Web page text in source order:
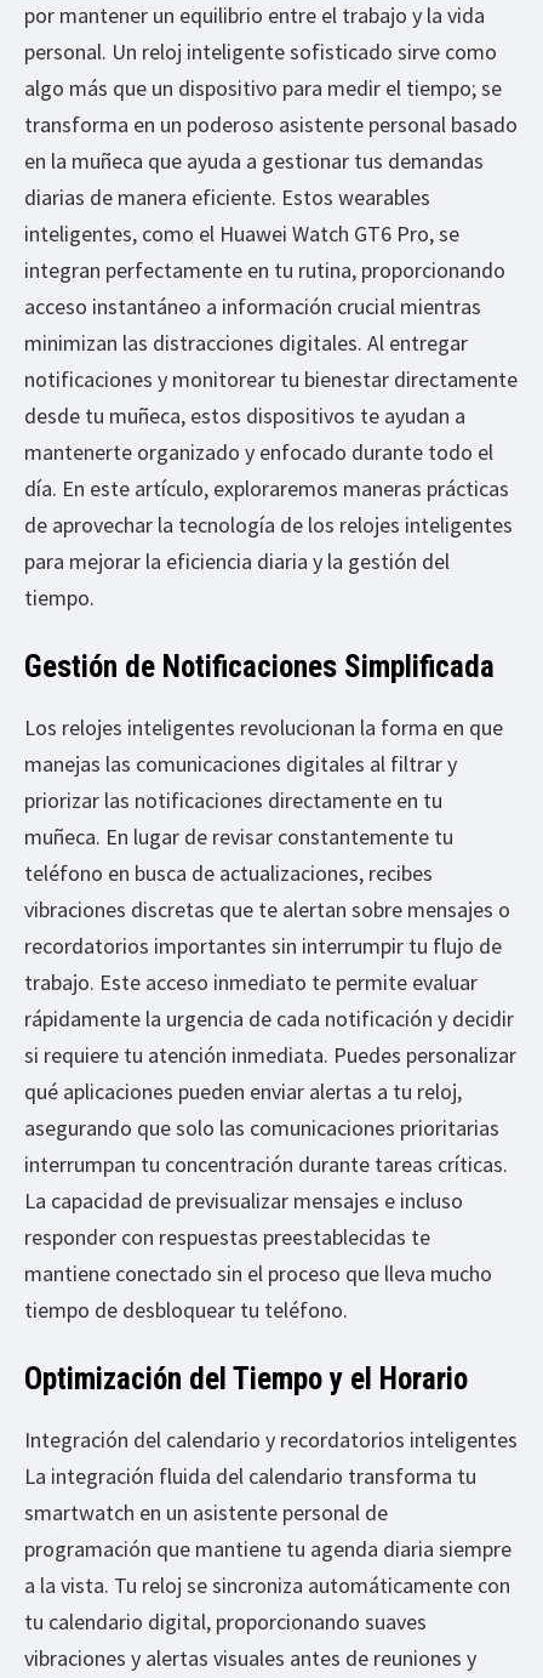
por mantener un equilibrio entre el trabajo y la vida
personal. Un reloj inteligente sofisticado sirve como
algo más que un dispositivo para medir el tiempo; se
transforma en un poderoso asistente personal basado
en la muñeca que ayuda a gestionar tus demandas
diarias de manera eficiente. Estos wearables
inteligentes, como el Huawei Watch GT6 Pro, se
integran perfectamente en tu rutina, proporcionando
acceso instantáneo a información crucial mientras
minimizan las distracciones digitales. Al entregar
notificaciones y monitorear tu bienestar directamente
desde tu muñeca, estos dispositivos te ayudan a
mantenerte organizado y enfocado durante todo el
día. En este artículo, exploraremos maneras prácticas
de aprovechar la tecnología de los relojes inteligentes
para mejorar la eficiencia diaria y la gestión del
tiempo.
Gestión de Notificaciones Simplificada
Los relojes inteligentes revolucionan la forma en que
manejas las comunicaciones digitales al filtrar y
priorizar las notificaciones directamente en tu
muñeca. En lugar de revisar constantemente tu
teléfono en busca de actualizaciones, recibes
vibraciones discretas que te alertan sobre mensajes o
recordatorios importantes sin interrumpir tu flujo de
trabajo. Este acceso inmediato te permite evaluar
rápidamente la urgencia de cada notificación y decidir
si requiere tu atención inmediata. Puedes personalizar
qué aplicaciones pueden enviar alertas a tu reloj,
asegurando que solo las comunicaciones prioritarias
interrumpan tu concentración durante tareas críticas.
La capacidad de previsualizar mensajes e incluso
responder con respuestas preestablecidas te
mantiene conectado sin el proceso que lleva mucho
tiempo de desbloquear tu teléfono.
Optimización del Tiempo y el Horario
Integración del calendario y recordatorios inteligentes
La integración fluida del calendario transforma tu
smartwatch en un asistente personal de
programación que mantiene tu agenda diaria siempre
a la vista. Tu reloj se sincroniza automáticamente con
tu calendario digital, proporcionando suaves
vibraciones y alertas visuales antes de reuniones y